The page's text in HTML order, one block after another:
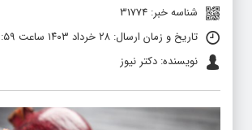
شناسه خبر: 31774
تاریخ و زمان ارسال: ۲۸ خرداد ۱۴۰۳ ساعت ۱۰:۵۹
نویسنده: دکتر نیوز